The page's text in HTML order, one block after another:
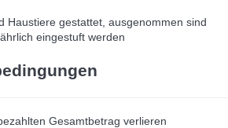
Haustiere gestattet, ausgenommen sind
eingestuft werden
Gesamtbetrag verlieren